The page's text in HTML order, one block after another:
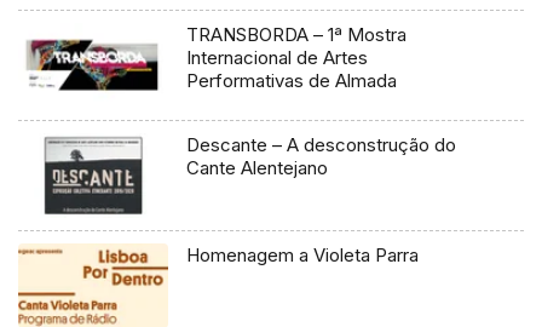
TRANSBORDA – 1ª Mostra
Internacional de Artes
Performativas de Almada
Descante – A desconstrução do
Cante Alentejano
Homenagem a Violeta Parra